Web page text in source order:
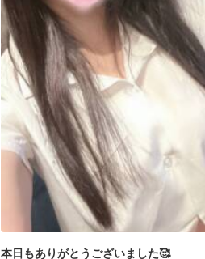
本日もありがとうございました🥰